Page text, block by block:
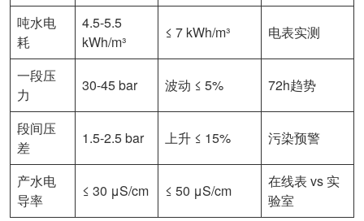
吨水电
耗
4.5-5.5
kWh/m³
≤ 7 kWh/m³ 电表实测
一段压
力
30-45 bar 波动 ≤ 5% 72h趋势
段间压
差
1.5-2.5 bar 上升 ≤ 15% 污染预警
产水电
导率
≤ 30 μS/cm ≤ 50 μS/cm
在线表 vs 实
验室